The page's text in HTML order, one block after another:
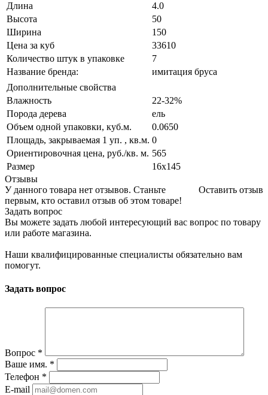
Длина
4.0
Высота
50
Ширина
150
Цена за куб
33610
Количество штук в упаковке
7
Название бренда:
имитация бруса
Дополнительные свойства
Влажность
22-32%
Порода дерева
ель
Объем одной упаковки, куб.м.
0.0650
Площадь, закрываемая 1 уп. , кв.м. 0
Ориентировочная цена, руб./кв. м. 565
Размер
16х145
Отзывы
Оставить отзыв
У данного товара нет отзывов. Станьте
первым, кто оставил отзыв об этом товаре!
Задать вопрос
Вы можете задать любой интересующий вас вопрос по товару
или работе магазина.
Наши квалифицированные специалисты обязательно вам
помогут.
Задать вопрос
Вопрос *
Ваше имя. *
Телефон *
E-mail